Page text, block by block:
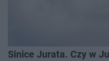
Sinice Jurata. Czy w